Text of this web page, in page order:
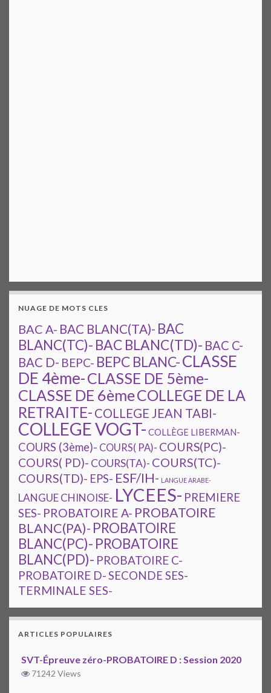
NUAGE DE MOTS CLES
BAC A- BAC BLANC(TA)- BAC
BLANC(TC)- BAC BLANC(TD)- BAC C-
BAC D- BEPC- BEPC BLANC-CLASSE
DE 4ème-CLASSE DE 5ème-
CLASSE DE 6èmeCOLLEGE DE LA
RETRAITE- COLLEGE JEAN TABI-
COLLEGE VOGT- COLLÈGE LIBERMAN-
COURS (3ème)- COURS( PA)- COURS(PC)-
COURS( PD)- COURS(TA)- COURS(TC)-
COURS(TD)- EPS- ESF/IH- LANGUE ARABE-
LANGUE CHINOISE- LYCEES- PREMIERE
SES- PROBATOIRE A- PROBATOIRE
BLANC(PA)- PROBATOIRE
BLANC(PC)- PROBATOIRE
BLANC(PD)- PROBATOIRE C-
PROBATOIRE D-SECONDE SES-
TERMINALE SES-
ARTICLES POPULAIRES
SVT-Épreuve zéro-PROBATOIRE D : Session 2020
71242 Views